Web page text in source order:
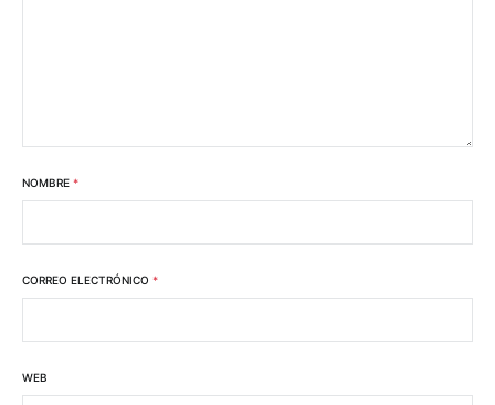
NOMBRE *
CORREO ELECTRÓNICO *
WEB